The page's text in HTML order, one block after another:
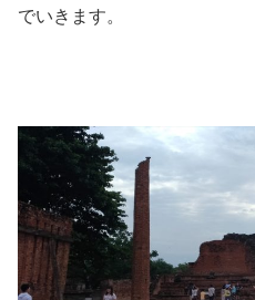
でいきます。